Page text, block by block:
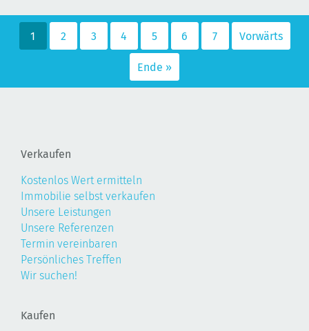
1 2 3 4 5 6 7 Vorwärts
Ende »
Verkaufen
Kostenlos Wert ermitteln
Immobilie selbst verkaufen
Unsere Leistungen
Unsere Referenzen
Termin vereinbaren
Persönliches Treffen
Wir suchen!
Kaufen